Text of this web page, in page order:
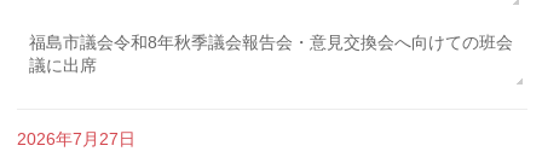
福島市議会令和8年秋季議会報告会・意見交換会へ向けての班会
議に出席
2026年7月27日